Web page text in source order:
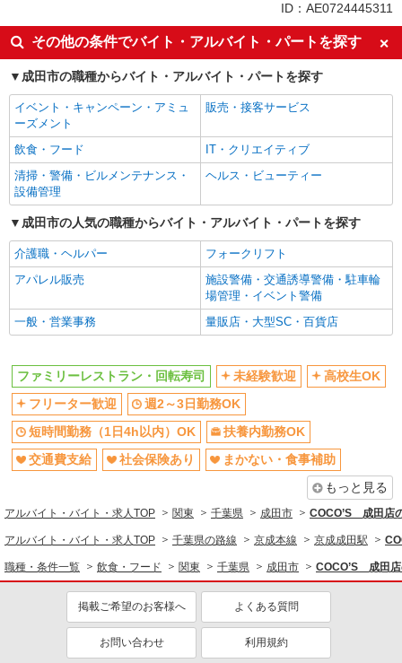
未経験歓迎
高校生OK
フリーター歓迎
週2～3日勤務OK
短時間勤務（1日4h以内）OK
扶養内勤務OK
交通費支給
社会保険あり
まかない・食事補助
社員登用あり
同じ職種から求人を探す
同じ特徴から求人を探す
未経験歓迎
高校生OK
週2～3日勤務OK
短時間勤務（1日4h以内）OK
扶養内勤務OK
交通費支給
社員登用あり
ID：AE0724445311
その他の条件でバイト・アルバイト・パートを探す
成田市の職種からバイト・アルバイト・パートを探す
イベント・キャンペーン・アミュ
ーズメント
販売・接客サービス
飲食・フード
IT・クリエイティブ
清掃・警備・ビルメンテナンス・
設備管理
ヘルス・ビューティー
成田市の人気の職種からバイト・アルバイト・パートを探す
介護職・ヘルパー
フォークリフト
アパレル販売
施設警備・交通誘導警備・駐車輪
場管理・イベント警備
一般・営業事務
量販店・大型SC・百貨店
ファミリーレストラン・回転寿司 未経験歓迎
高校生OK
フリーター歓迎
週2～3日勤務OK
短時間勤務（1日4h以内）OK
扶養内勤務OK
交通費支給
社会保険あり
まかない・食事補助
もっと見る
アルバイト・バイト・求人TOP 関東 千葉県 成田市 COCO’S 成田店
アルバイト・バイト・求人TOP 千葉県の路線 京成本線 京成成田駅
職種・条件一覧 飲食・フード 関東 千葉県 成田市 COCO’S 成田
掲載ご希望のお客様へ よくある質問
お問い合わせ 利用規約